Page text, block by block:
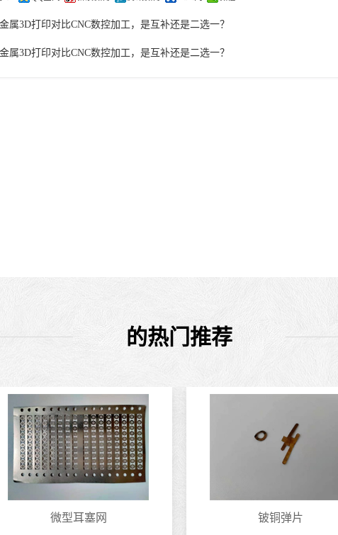
金属3D打印对比CNC数控加工，是互补还是二选一？
金属3D打印对比CNC数控加工，是互补还是二选一？
的热门推荐
微型耳塞网 铍铜弹片